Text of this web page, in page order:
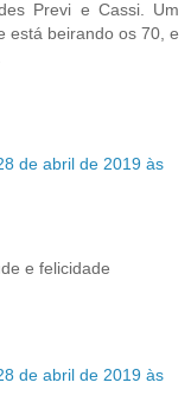
Previ e Cassi. Um
está beirando os 70, e
de abril de 2019 às
e felicidade
de abril de 2019 às